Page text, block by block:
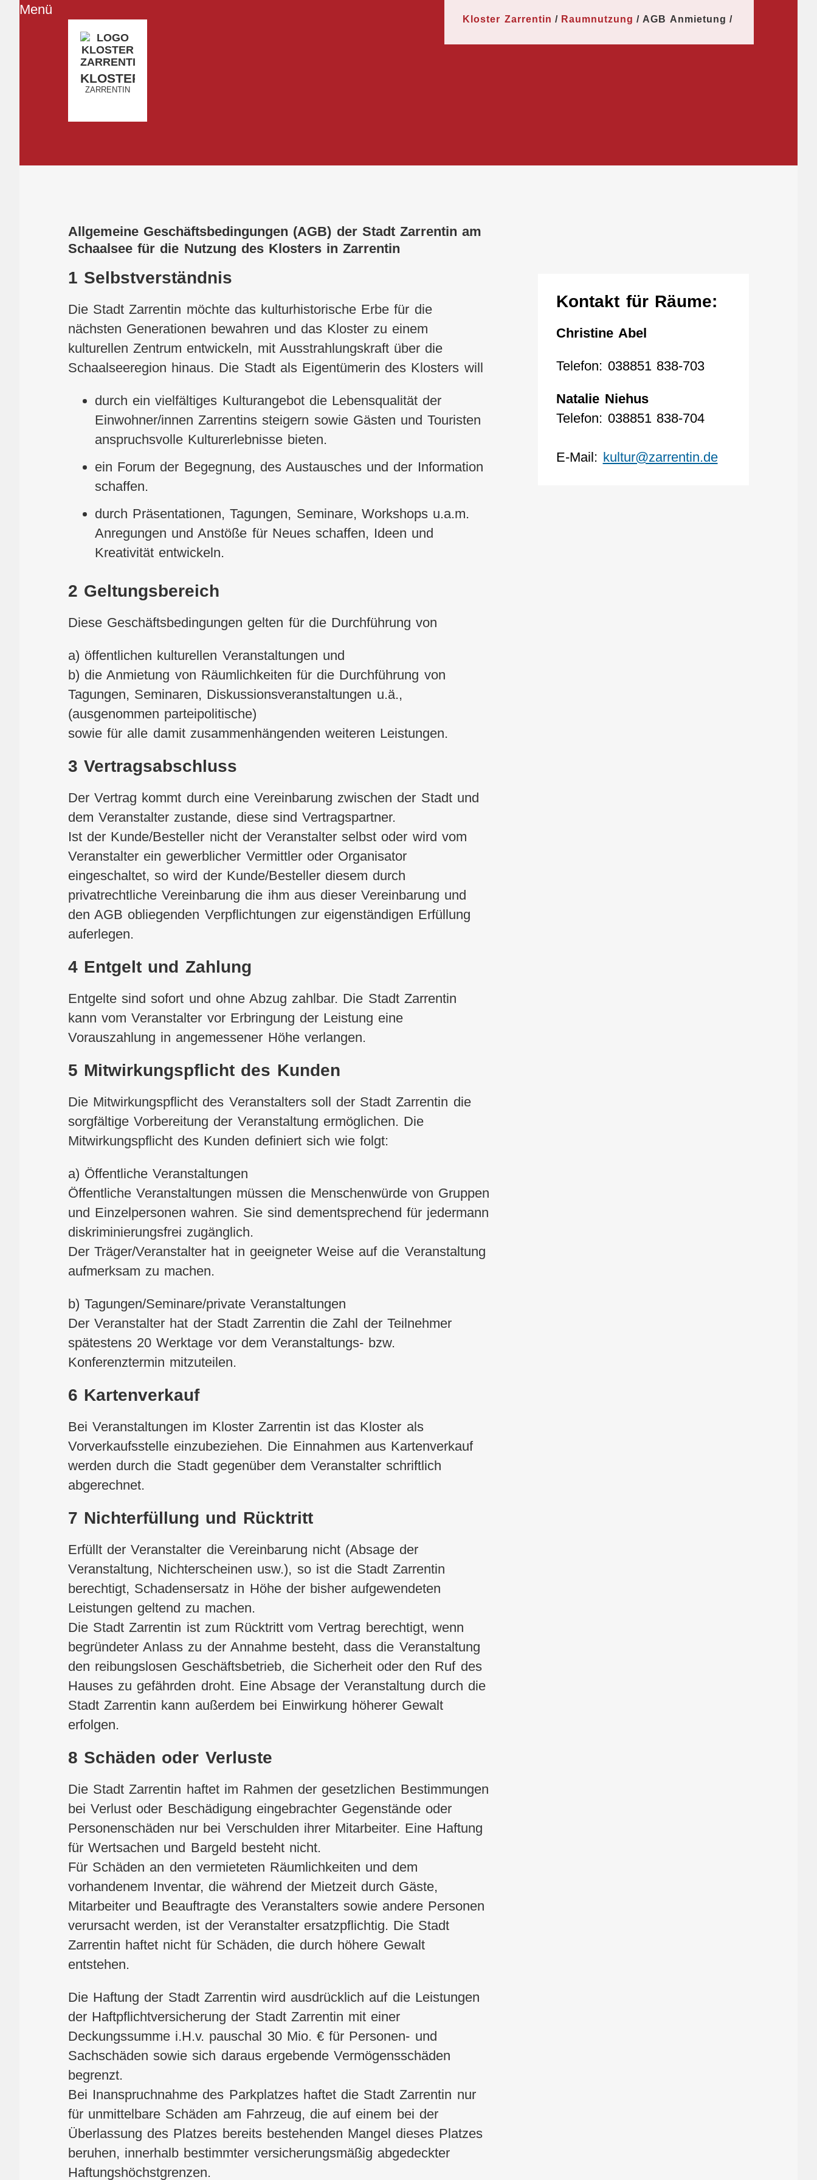
Menü
KLOSTER
ZARRENTIN
Kloster Zarrentin Raumnutzung AGB Anmietung
Allgemeine Geschäftsbedingungen (AGB) der Stadt Zarrentin am
Schaalsee für die Nutzung des Klosters in Zarrentin
1 Selbstverständnis
Die Stadt Zarrentin möchte das kulturhistorische Erbe für die
nächsten Generationen bewahren und das Kloster zu einem
kulturellen Zentrum entwickeln, mit Ausstrahlungskraft über die
Schaalseeregion hinaus. Die Stadt als Eigentümerin des Klosters will
durch ein vielfältiges Kulturangebot die Lebensqualität der
Einwohner/innen Zarrentins steigern sowie Gästen und Touristen
anspruchsvolle Kulturerlebnisse bieten.
ein Forum der Begegnung, des Austausches und der Information
schaffen.
durch Präsentationen, Tagungen, Seminare, Workshops u.a.m.
Anregungen und Anstöße für Neues schaffen, Ideen und
Kreativität entwickeln.
2 Geltungsbereich
Diese Geschäftsbedingungen gelten für die Durchführung von
a) öffentlichen kulturellen Veranstaltungen und
b) die Anmietung von Räumlichkeiten für die Durchführung von
Tagungen, Seminaren, Diskussionsveranstaltungen u.ä.,
(ausgenommen parteipolitische)
sowie für alle damit zusammenhängenden weiteren Leistungen.
3 Vertragsabschluss
Der Vertrag kommt durch eine Vereinbarung zwischen der Stadt und
dem Veranstalter zustande, diese sind Vertragspartner.
Ist der Kunde/Besteller nicht der Veranstalter selbst oder wird vom
Veranstalter ein gewerblicher Vermittler oder Organisator
eingeschaltet, so wird der Kunde/Besteller diesem durch
privatrechtliche Vereinbarung die ihm aus dieser Vereinbarung und
den AGB obliegenden Verpflichtungen zur eigenständigen Erfüllung
auferlegen.
4 Entgelt und Zahlung
Entgelte sind sofort und ohne Abzug zahlbar. Die Stadt Zarrentin
kann vom Veranstalter vor Erbringung der Leistung eine
Vorauszahlung in angemessener Höhe verlangen.
5 Mitwirkungspflicht des Kunden
Die Mitwirkungspflicht des Veranstalters soll der Stadt Zarrentin die
sorgfältige Vorbereitung der Veranstaltung ermöglichen. Die
Mitwirkungspflicht des Kunden definiert sich wie folgt:
a) Öffentliche Veranstaltungen
Öffentliche Veranstaltungen müssen die Menschenwürde von Gruppen
und Einzelpersonen wahren. Sie sind dementsprechend für jedermann
diskriminierungsfrei zugänglich.
Der Träger/Veranstalter hat in geeigneter Weise auf die Veranstaltung
aufmerksam zu machen.
b) Tagungen/Seminare/private Veranstaltungen
Der Veranstalter hat der Stadt Zarrentin die Zahl der Teilnehmer
spätestens 20 Werktage vor dem Veranstaltungs- bzw.
Konferenztermin mitzuteilen.
6 Kartenverkauf
Bei Veranstaltungen im Kloster Zarrentin ist das Kloster als
Vorverkaufsstelle einzubeziehen. Die Einnahmen aus Kartenverkauf
werden durch die Stadt gegenüber dem Veranstalter schriftlich
abgerechnet.
7 Nichterfüllung und Rücktritt
Erfüllt der Veranstalter die Vereinbarung nicht (Absage der
Veranstaltung, Nichterscheinen usw.), so ist die Stadt Zarrentin
berechtigt, Schadensersatz in Höhe der bisher aufgewendeten
Leistungen geltend zu machen.
Die Stadt Zarrentin ist zum Rücktritt vom Vertrag berechtigt, wenn
begründeter Anlass zu der Annahme besteht, dass die Veranstaltung
den reibungslosen Geschäftsbetrieb, die Sicherheit oder den Ruf des
Hauses zu gefährden droht. Eine Absage der Veranstaltung durch die
Stadt Zarrentin kann außerdem bei Einwirkung höherer Gewalt
erfolgen.
8 Schäden oder Verluste
Die Stadt Zarrentin haftet im Rahmen der gesetzlichen Bestimmungen
bei Verlust oder Beschädigung eingebrachter Gegenstände oder
Personenschäden nur bei Verschulden ihrer Mitarbeiter. Eine Haftung
für Wertsachen und Bargeld besteht nicht.
Für Schäden an den vermieteten Räumlichkeiten und dem
vorhandenem Inventar, die während der Mietzeit durch Gäste,
Mitarbeiter und Beauftragte des Veranstalters sowie andere Personen
verursacht werden, ist der Veranstalter ersatzpflichtig. Die Stadt
Zarrentin haftet nicht für Schäden, die durch höhere Gewalt
entstehen.
Die Haftung der Stadt Zarrentin wird ausdrücklich auf die Leistungen
der Haftpflichtversicherung der Stadt Zarrentin mit einer
Deckungssumme i.H.v. pauschal 30 Mio. € für Personen- und
Sachschäden sowie sich daraus ergebende Vermögensschäden
begrenzt.
Bei Inanspruchnahme des Parkplatzes haftet die Stadt Zarrentin nur
für unmittelbare Schäden am Fahrzeug, die auf einem bei der
Überlassung des Platzes bereits bestehenden Mangel dieses Platzes
beruhen, innerhalb bestimmter versicherungsmäßig abgedeckter
Haftungshöchstgrenzen.
Kontakt für Räume:
Christine Abel
Telefon: 038851 838-703
Natalie Niehus
Telefon: 038851 838-704
E-Mail: kultur@zarrentin.de